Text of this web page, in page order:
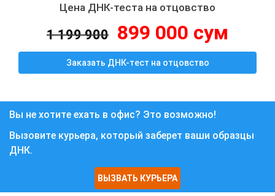
Цена ДНК-теста на отцовство
1 199 900 899 000 сум
Заказать ДНК-тест на отцовство
Вы не хотите ехать в офис? Это возможно!
Вызовите курьера, который заберет ваши образцы
ДНК.
ВЫЗВАТЬ КУРЬЕРА